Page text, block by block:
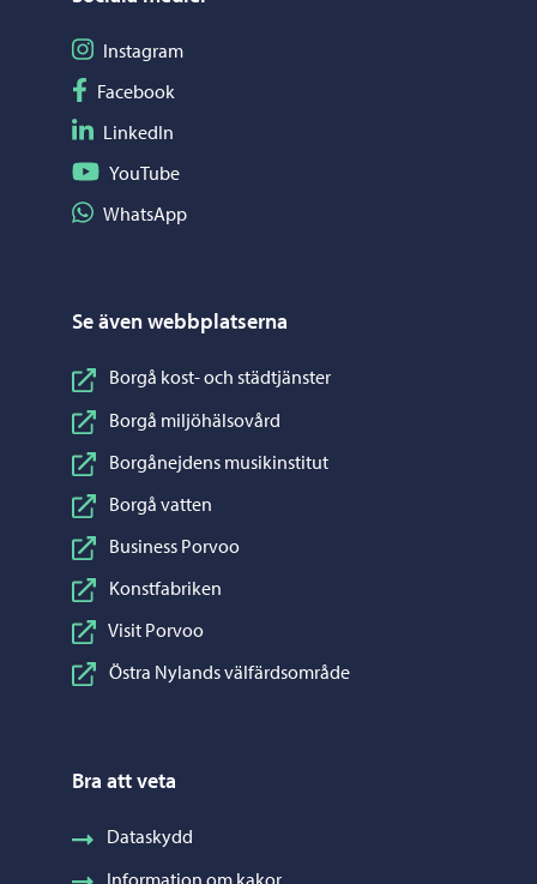
Följ på Instagram
Instagram
Följ på Facebook
Facebook
Följ på LinkedIn
LinkedIn
Följ på YouTube
YouTube
Dela på WhatsApp
WhatsApp
Se även webbplatserna
Borgå kost- och städtjänster
Borgå miljöhälsovård
Borgånejdens musikinstitut
Borgå vatten
Business Porvoo
Konstfabriken
Visit Porvoo
Östra Nylands välfärdsområde
Bra att veta
Dataskydd
Information om kakor